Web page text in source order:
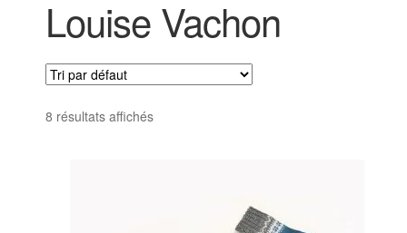
Créateurs en boutique
Cartes-cadeaux
Exposition collective
Louise Vachon
8 résultats affichés